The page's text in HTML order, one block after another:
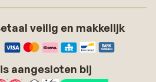
veilig en makkelijk
aangesloten bij